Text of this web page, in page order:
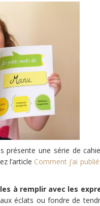
une série de
l’article Comment j’ai
à remplir avec les
éclats ou fondre de